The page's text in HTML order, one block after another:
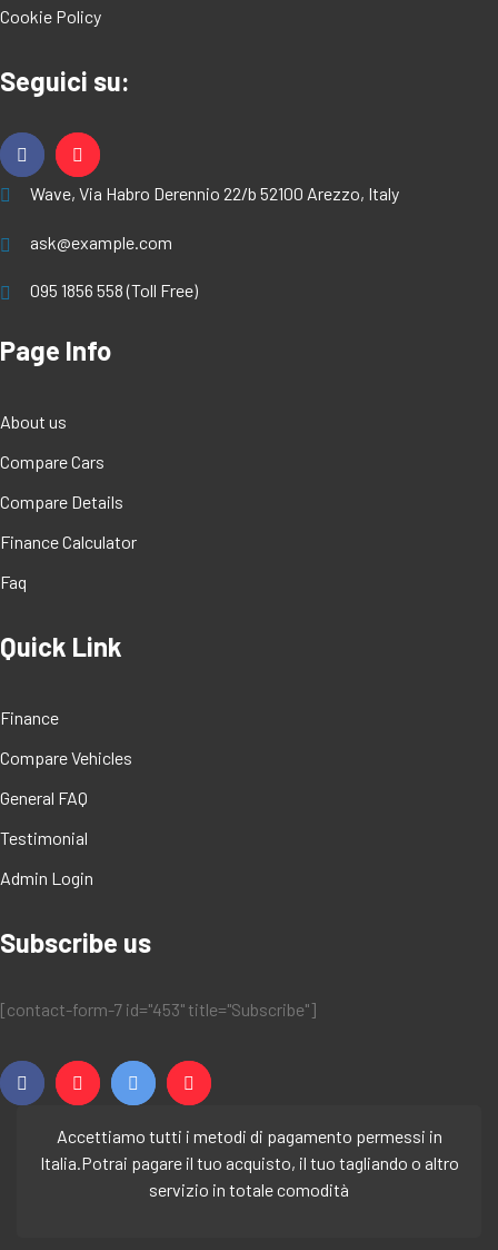
Cookie Policy
Seguici su:
Wave, Via Habro Derennio 22/b 52100 Arezzo, Italy
ask@example.com
095 1856 558 (Toll Free)
Page Info
About us
Compare Cars
Compare Details
Finance Calculator
Faq
Quick Link
Finance
Compare Vehicles
General FAQ
Testimonial
Admin Login
Subscribe us
[contact-form-7 id="453" title="Subscribe"]
Accettiamo tutti i metodi di pagamento permessi in
Italia.Potrai pagare il tuo acquisto, il tuo tagliando o altro
servizio in totale comodità